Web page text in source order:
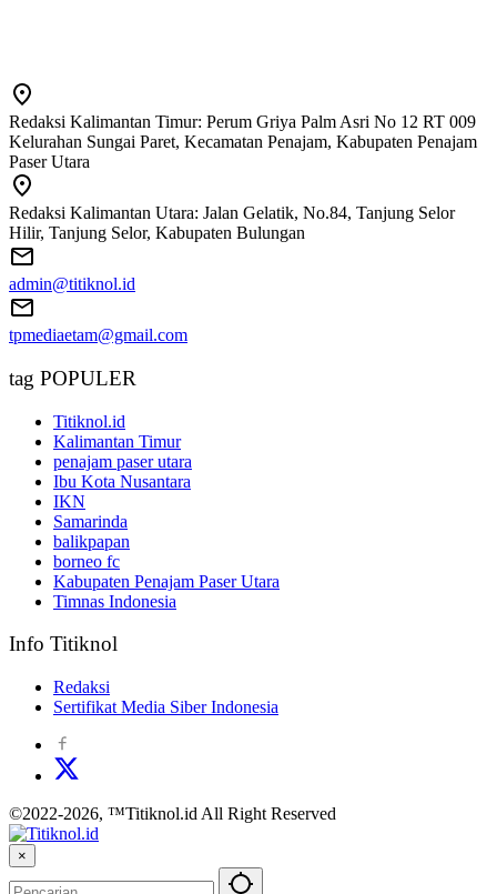
Redaksi Kalimantan Timur: Perum Griya Palm Asri No 12 RT 009
Kelurahan Sungai Paret, Kecamatan Penajam, Kabupaten Penajam
Paser Utara
Redaksi Kalimantan Utara: Jalan Gelatik, No.84, Tanjung Selor
Hilir, Tanjung Selor, Kabupaten Bulungan
admin@titiknol.id
tpmediaetam@gmail.com
tag POPULER
Titiknol.id
Kalimantan Timur
penajam paser utara
Ibu Kota Nusantara
IKN
Samarinda
balikpapan
borneo fc
Kabupaten Penajam Paser Utara
Timnas Indonesia
Info Titiknol
Redaksi
Sertifikat Media Siber Indonesia
©2022-2026, ™Titiknol.id All Right Reserved
×